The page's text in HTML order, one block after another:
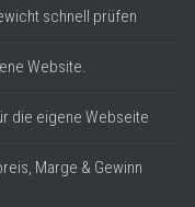
schnell prüfen
Website.
die eigene Webseite
Marge & Gewinn